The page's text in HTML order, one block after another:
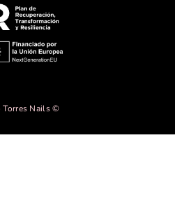
Torres Nails ©